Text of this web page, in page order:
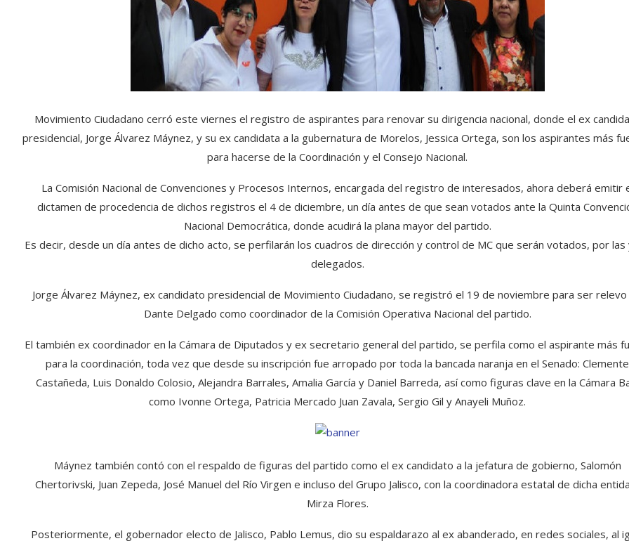
Movimiento Ciudadano cerró este viernes el registro de aspirantes para renovar su dirigencia nacional, donde el ex
presidencial, Jorge Álvarez Máynez, y su ex candidata a la gubernatura de Morelos, Jessica Ortega, son los aspirantes más
para hacerse de la Coordinación y el Consejo Nacional.
La Comisión Nacional de Convenciones y Procesos Internos, encargada del registro de interesados, ahora deberá emitir
dictamen de procedencia de dichos registros el 4 de diciembre, un día antes de que sean votados ante la Quinta
Nacional Democrática, donde acudirá la plana mayor del partido.
Es decir, desde un día antes de dicho acto, se perfilarán los cuadros de dirección y control de MC que serán votados, por las
delegados.
Jorge Álvarez Máynez, ex candidato presidencial de Movimiento Ciudadano, se registró el 19 de noviembre para ser
Dante Delgado como coordinador de la Comisión Operativa Nacional del partido.
El también ex coordinador en la Cámara de Diputados y ex secretario general del partido, se perfila como el aspirante más
para la coordinación, toda vez que desde su inscripción fue arropado por toda la bancada naranja en el Senado: Clemente
Castañeda, Luis Donaldo Colosio, Alejandra Barrales, Amalia García y Daniel Barreda, así como figuras clave en la Cámara
como Ivonne Ortega, Patricia Mercado Juan Zavala, Sergio Gil y Anayeli Muñoz.
Máynez también contó con el respaldo de figuras del partido como el ex candidato a la jefatura de gobierno, Salomón
Chertorivski, Juan Zepeda, José Manuel del Río Virgen e incluso del Grupo Jalisco, con la coordinadora estatal de dicha
Mirza Flores.
Posteriormente, el gobernador electo de Jalisco, Pablo Lemus, dio su espaldarazo al ex abanderado, en redes sociales, al